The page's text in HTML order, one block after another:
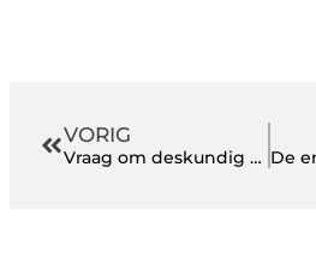
VORIG
Vraag om deskundig advies bij deze belastingadviseur vlak bij Rotterdam